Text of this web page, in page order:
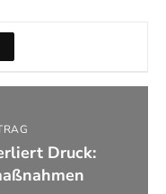
Druck: